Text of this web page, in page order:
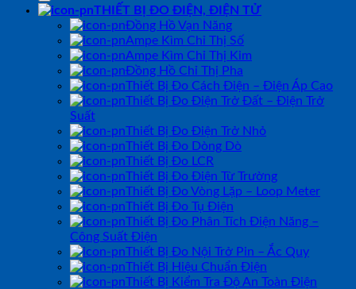
THIẾT BỊ ĐO ĐIỆN, ĐIỆN TỬ
Đồng Hồ Vạn Năng
Ampe Kìm Chỉ Thị Số
Ampe Kìm Chỉ Thị Kim
Đồng Hồ Chỉ Thị Pha
Thiết Bị Đo Cách Điện – Điện Áp Cao
Thiết Bị Đo Điện Trở Đất – Điện Trở
Suất
Thiết Bị Đo Điện Trở Nhỏ
Thiết Bị Đo Dòng Dò
Thiết Bị Đo LCR
Thiết Bị Đo Điện Từ Trường
Thiết Bị Đo Vòng Lặp – Loop Meter
Thiết Bị Đo Tụ Điện
Thiết Bị Đo Phân Tích Điện Năng –
Công Suất Điện
Thiết Bị Đo Nội Trở Pin – Ắc Quy
Thiết Bị Hiệu Chuẩn Điện
Thiết Bị Kiểm Tra Độ An Toàn Điện